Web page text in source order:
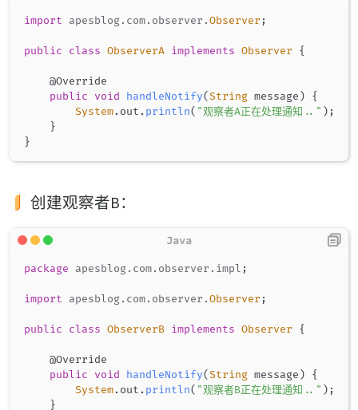
import apesblog. com. observer .Observer ;
public class ObserverA implements Observer {
@Override
public
void handleNotify(String message )
{
System. out . println( "观察者A正在处理通知.." ) ;
}
}
创建观察者B：
package apesblog. com. observer . impl ;
import apesblog. com. observer .Observer ;
public class ObserverB implements Observer {
@Override
public
void handleNotify(String message )
{
System. out . println( "观察者B正在处理通知.." ) ;
}